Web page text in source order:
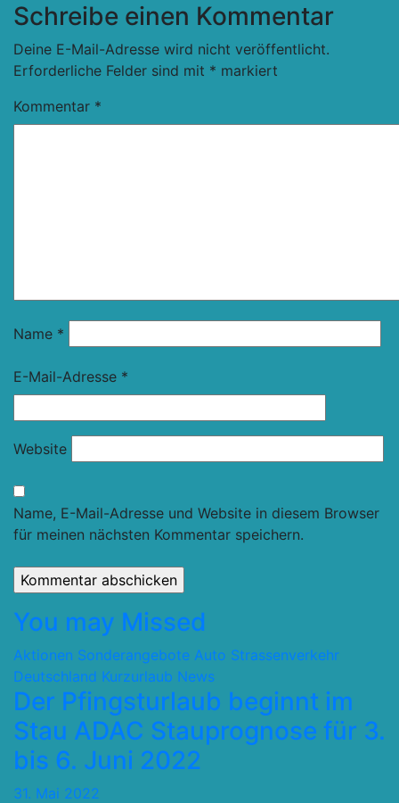
Schreibe einen Kommentar
Deine E-Mail-Adresse wird nicht veröffentlicht.
Erforderliche Felder sind mit * markiert
Kommentar *
Name *
E-Mail-Adresse *
Website
Name, E-Mail-Adresse und Website in diesem Browser
für meinen nächsten Kommentar speichern.
You may Missed
Aktionen Sonderangebote Auto Strassenverkehr
Deutschland Kurzurlaub News
Der Pfingsturlaub beginnt im
Stau ADAC Stauprognose für 3.
bis 6. Juni 2022
31. Mai 2022